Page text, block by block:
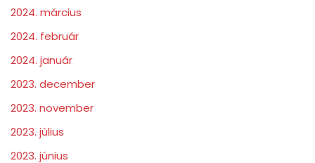
2024. március
2024. február
2024. január
2023. december
2023. november
2023. július
2023. június